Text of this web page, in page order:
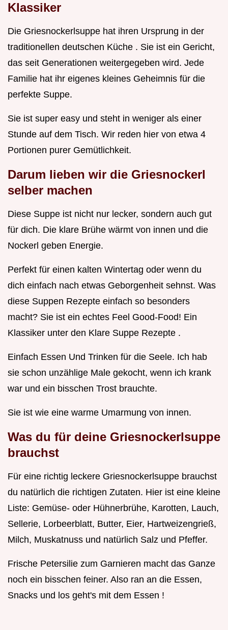
Klassiker
Die Griesnockerlsuppe hat ihren Ursprung in der
traditionellen deutschen Küche . Sie ist ein Gericht,
das seit Generationen weitergegeben wird. Jede
Familie hat ihr eigenes kleines Geheimnis für die
perfekte Suppe.
Sie ist super easy und steht in weniger als einer
Stunde auf dem Tisch. Wir reden hier von etwa 4
Portionen purer Gemütlichkeit.
Darum lieben wir die Griesnockerl
selber machen
Diese Suppe ist nicht nur lecker, sondern auch gut
für dich. Die klare Brühe wärmt von innen und die
Nockerl geben Energie.
Perfekt für einen kalten Wintertag oder wenn du
dich einfach nach etwas Geborgenheit sehnst. Was
diese Suppen Rezepte einfach so besonders
macht? Sie ist ein echtes Feel Good-Food! Ein
Klassiker unter den Klare Suppe Rezepte .
Einfach Essen Und Trinken für die Seele. Ich hab
sie schon unzählige Male gekocht, wenn ich krank
war und ein bisschen Trost brauchte.
Sie ist wie eine warme Umarmung von innen.
Was du für deine Griesnockerlsuppe
brauchst
Für eine richtig leckere Griesnockerlsuppe brauchst
du natürlich die richtigen Zutaten. Hier ist eine kleine
Liste: Gemüse- oder Hühnerbrühe, Karotten, Lauch,
Sellerie, Lorbeerblatt, Butter, Eier, Hartweizengrieß,
Milch, Muskatnuss und natürlich Salz und Pfeffer.
Frische Petersilie zum Garnieren macht das Ganze
noch ein bisschen feiner. Also ran an die Essen,
Snacks und los geht's mit dem Essen !